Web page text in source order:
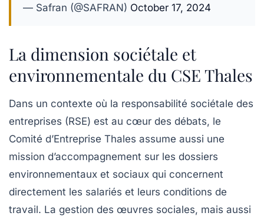
— Safran (@SAFRAN) October 17, 2024
La dimension sociétale et
environnementale du CSE Thales
Dans un contexte où la responsabilité sociétale des
entreprises (RSE) est au cœur des débats, le
Comité d’Entreprise Thales assume aussi une
mission d’accompagnement sur les dossiers
environnementaux et sociaux qui concernent
directement les salariés et leurs conditions de
travail. La gestion des œuvres sociales, mais aussi